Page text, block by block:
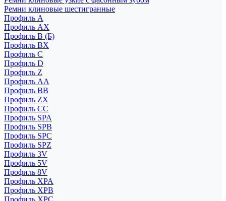
Ремни клиновые шестигранные
Профиль A
Профиль AX
Профиль B (Б)
Профиль BX
Профиль C
Профиль D
Профиль Z
Профиль АА
Профиль BB
Профиль ZX
Профиль CC
Профиль SPA
Профиль SPB
Профиль SPC
Профиль SPZ
Профиль 3V
Профиль 5V
Профиль 8V
Профиль XPA
Профиль XPB
Профиль XPC